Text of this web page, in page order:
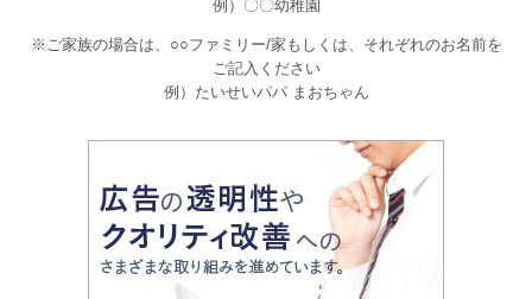
例）〇〇幼稚園
※ご家族の場合は、○○ファミリー/家もしくは、それぞれのお名前を
ご記入ください
例）たいせいパパ まおちゃん